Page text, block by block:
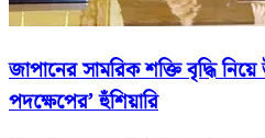
জাপানের সামরিক শক্তি বৃদ্ধি
পদক্ষেপের’ হুঁশিয়ারি